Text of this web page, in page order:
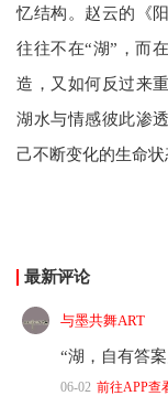
忆结构。赵云的《
往往不在“湖”，而
造，又如何反过来
湖水与情感彼此渗
己不断变化的生命状
最新评论
与墨共舞ART
“湖，自有答
06-02 前往APP查